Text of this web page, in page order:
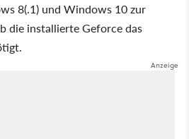
8(.1) und Windows 10 zur
die installierte Geforce das